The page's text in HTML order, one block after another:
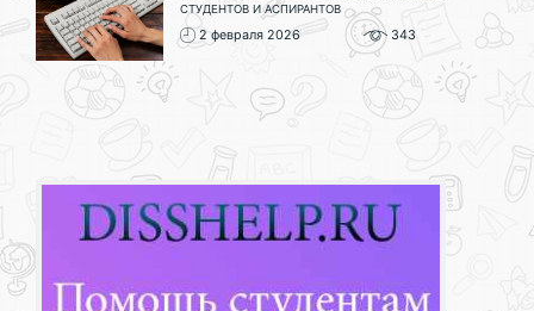
СТУДЕНТОВ И АСПИРАНТОВ
2 февраля 2026 343